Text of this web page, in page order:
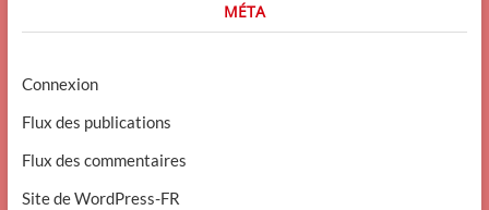
MÉTA
Connexion
Flux des publications
Flux des commentaires
Site de WordPress-FR